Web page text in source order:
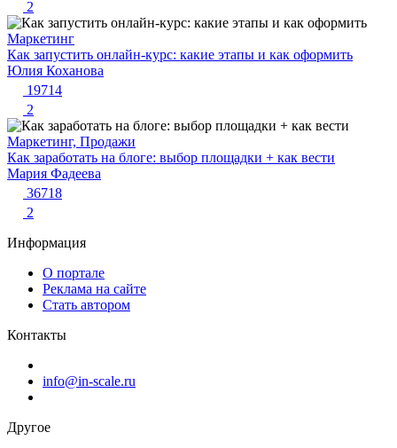
2
Маркетинг
Как запустить онлайн-курс: какие этапы и как оформить
Юлия Коханова
19714
2
Маркетинг, Продажи
Как заработать на блоге: выбор площадки + как вести
Мария Фадеева
36718
2
Информация
О портале
Реклама на сайте
Стать автором
Контакты
info@in-scale.ru
Другое